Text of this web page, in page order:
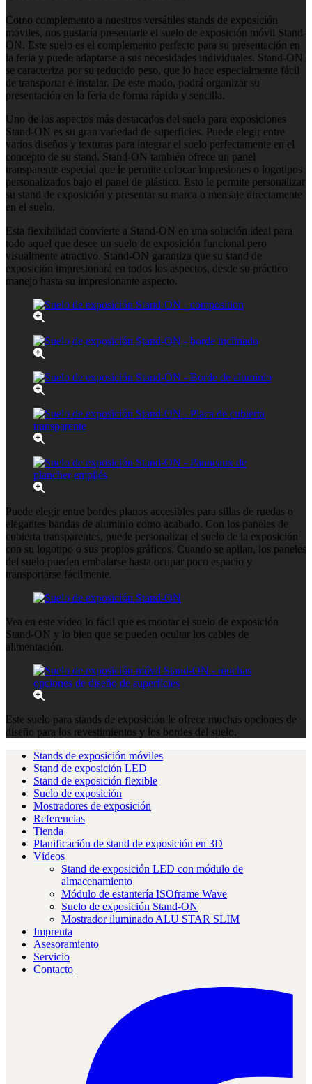
Como complemento a nuestros versátiles stands de exposición
móviles, nos gustaría presentarle el suelo de exposición móvil Stand-
ON. Este suelo es el complemento perfecto para su presentación en
la feria y puede adaptarse a sus necesidades individuales. Stand-ON
se caracteriza por su reducido peso, que lo hace especialmente fácil
de transportar e instalar. De este modo, podrá organizar su
presentación en la feria de forma rápida y sencilla.
Uno de los aspectos más destacados del suelo para exposiciones
Stand-ON es su gran variedad de superficies. Puede elegir entre
varios diseños y texturas para integrar el suelo perfectamente en el
concepto de su stand. Stand-ON también ofrece un panel
transparente especial que le permite colocar impresiones o logotipos
personalizados bajo el panel de plástico. Esto le permite personalizar
su stand de exposición y presentar su marca o mensaje directamente
en el suelo.
Esta flexibilidad convierte a Stand-ON en una solución ideal para
todo aquel que desee un suelo de exposición funcional pero
visualmente atractivo. Stand-ON garantiza que su stand de
exposición impresionará en todos los aspectos, desde su práctico
manejo hasta su impresionante aspecto.
Puede elegir entre bordes planos accesibles para sillas de ruedas o
elegantes bandas de aluminio como acabado. Con los paneles de
cubierta transparentes, puede personalizar el suelo de la exposición
con su logotipo o sus propios gráficos. Cuando se apilan, los paneles
del suelo pueden embalarse hasta ocupar poco espacio y
transportarse fácilmente.
Vea en este vídeo lo fácil que es montar el suelo de exposición
Stand-ON y lo bien que se pueden ocultar los cables de
alimentación.
Este suelo para stands de exposición le ofrece muchas opciones de
diseño para los revestimientos y los bordes del suelo.
Stands de exposición móviles
Stand de exposición LED
Stand de exposición flexible
Suelo de exposición
Mostradores de exposición
Referencias
Tienda
Planificación de stand de exposición en 3D
Vídeos
Stand de exposición LED con módulo de
almacenamiento
Módulo de estantería ISOframe Wave
Suelo de exposición Stand-ON
Mostrador iluminado ALU STAR SLIM
Imprenta
Asesoramiento
Servicio
Contacto